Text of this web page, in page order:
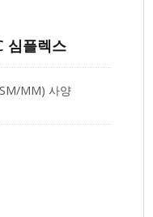
심플렉스
MM) 사양